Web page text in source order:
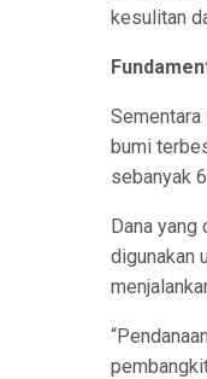
kesulitan
Sementara
bumi
sebanyak
Dana
digunakan